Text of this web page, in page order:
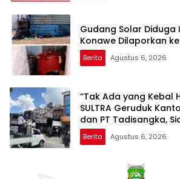
Gudang Solar
Konawe Dilaporkan
Berita Agustus 6, 2026
“Tak Ada yang Kebal
SULTRA Geruduk
dan PT Tadisangka,
Puuwatu
Berita Agustus 6, 2026